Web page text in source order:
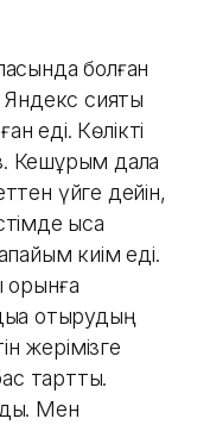
болған
сияқты
еді. Көлікті
Кешқұрым дала
үйге дейін,
қысқа
киім еді.
орынға
отырудың
жерімізге
тартты.
Мен